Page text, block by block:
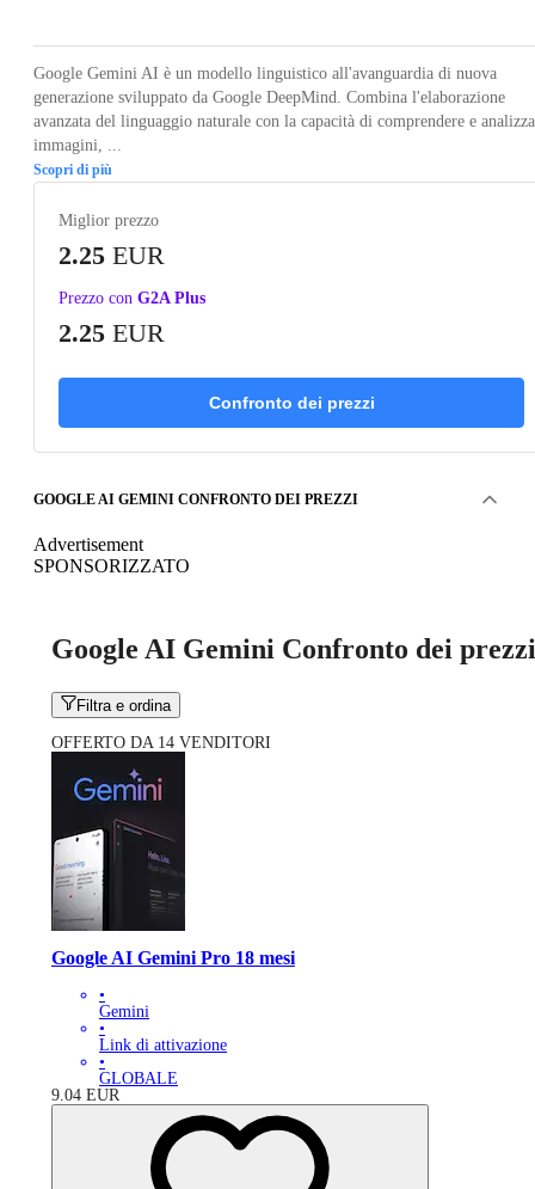
Google Gemini AI è un modello linguistico all'avanguardia di nuova
generazione sviluppato da Google DeepMind. Combina l'elaborazione
avanzata del linguaggio naturale con la capacità di comprendere e
immagini, ...
Scopri di più
Miglior prezzo
2.25 EUR
Prezzo con G2A Plus
2.25 EUR
Confronto dei prezzi
GOOGLE AI GEMINI CONFRONTO DEI PREZZI
Advertisement
SPONSORIZZATO
Google AI Gemini Confronto dei prezzi
Filtra e ordina
OFFERTO DA 14 VENDITORI
Google AI Gemini Pro 18 mesi
•
Gemini
•
Link di attivazione
•
GLOBALE
9.04 EUR